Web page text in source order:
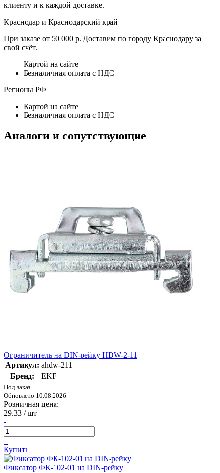
клиенту и к каждой доставке.
Краснодар и Краснодарский край
При заказе от 50 000 р. Доставим по городу Краснодару за
свой счёт.
Картой на сайте
Безналичная оплата с НДС
Регионы РФ
Картой на сайте
Безналичная оплата с НДС
Аналоги и сопутствующие
Ограничитель на DIN-рейку HDW-2-11
Артикул: ahdw-211
Бренд:
EKF
Под заказ
Обновлено 10.08.2026
Розничная цена:
29.33 / шт
-
+
Купить
Фиксатор ФК-102-01 на DIN-рейку